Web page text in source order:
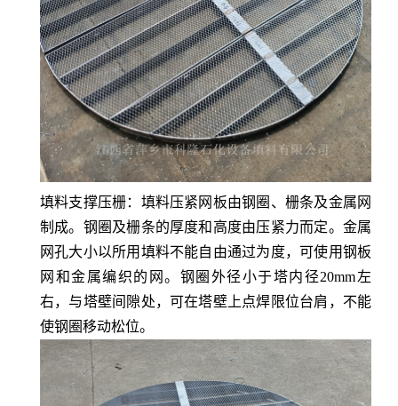
填料支撑压栅：填料压紧网板由钢圈、栅条及金属网
制成。钢圈及栅条的厚度和高度由压紧力而定。金属
网孔大小以所用填料不能自由通过为度，可使用钢板
网和金属编织的网。钢圈外径小于塔内径20mm左
右，与塔壁间隙处，可在塔壁上点焊限位台肩，不能
使钢圈移动松位。